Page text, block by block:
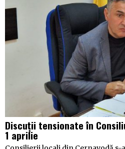
Discuții tensionate în
1 aprilie